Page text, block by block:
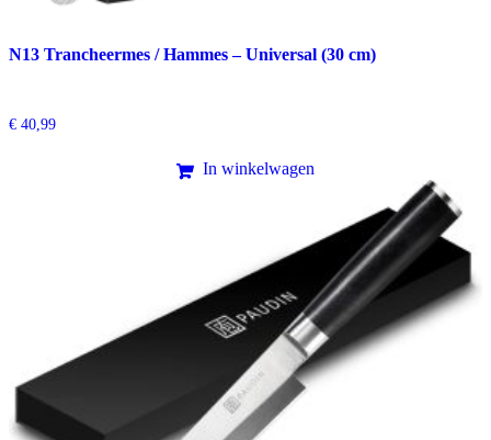
N13 Trancheermes / Hammes – Universal (30 cm)
€ 40,99
In winkelwagen